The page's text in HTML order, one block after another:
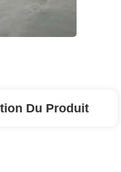
Du Produit